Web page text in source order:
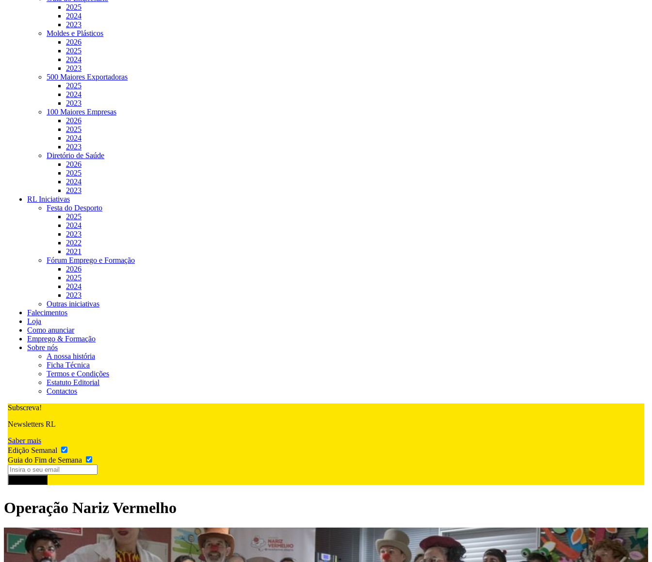
2025
2024
2023
Moldes e Plásticos
2026
2025
2024
2023
500 Maiores Exportadoras
2025
2024
2023
100 Maiores Empresas
2026
2025
2024
2023
Diretório de Saúde
2026
2025
2024
2023
RL Iniciativas
Festa do Desporto
2025
2024
2023
2022
2021
Fórum Emprego e Formação
2026
2025
2024
2023
Outras iniciativas
Falecimentos
Loja
Como anunciar
Emprego & Formação
Sobre nós
A nossa história
Ficha Técnica
Termos e Condições
Estatuto Editorial
Contactos
Subscreva!
Newsletters RL
Saber mais
Edição Semanal
Guia do Fim de Semana
Operação Nariz Vermelho